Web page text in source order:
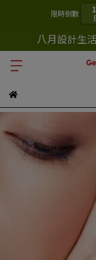
限時倒數
八月設計生